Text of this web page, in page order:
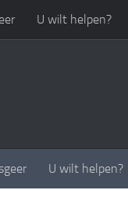
U wilt helpen?
U wilt helpen?